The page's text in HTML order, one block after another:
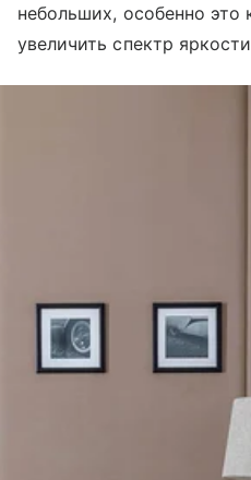
небольших, особенно это
увеличить спектр